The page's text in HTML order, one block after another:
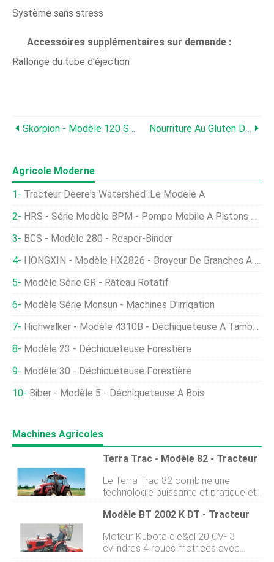
Système sans stress
Accessoires supplémentaires sur demande :
Rallonge du tube d'éjection
Skorpion - Modèle 120 S Series - Déchiqueteuse À Disque Mobile Nourriture Au Gluten De Maïs
Agricole Moderne
Tracteur Deere's Watershed :le Modèle A
HRS - Série Modèle BPM - Pompe Mobile À Pistons Volumétriques Pour Applications Alimentaires
BCS - Modèle 280 - Reaper-Binder
HONGXIN - Modèle HX2826 - Broyeur De Branches À Tambour
Modèle Série GR - Râteau Rotatif
Modèle Série Monsun - Machines D'irrigation
Highwalker - Modèle 4310B - Déchiqueteuse À Tambour Sur Chenilles
Modèle 23 - Déchiqueteuse Forestière
Modèle 30 - Déchiqueteuse Forestière
Biber - Modèle 5 - Déchiqueteuse À Bois
Machines Agricoles
Terra Trac - Modèle 82 - Tracteur
Le Terra Trac 82 combine une
technologie puissante et pratique et
un rapport qualité/prix imbattable.
Les tracteurs de la série Terra Tec
faible entretien disponibles à un prix
très abordable. Malgré le faible coût,
Modèle BT 2002 K DT - Tracteur
Moteur Kubota die&el 20 CV- 3
cylindres 4 roues motrices avec